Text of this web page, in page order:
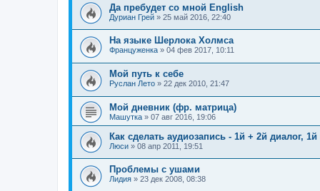
Да пребудет со мной English
Дуриан Грей » 25 май 2016, 22:40
На языке Шерлока Холмса
Француженка » 04 фев 2017, 10:11
Мой путь к себе
Руслан Лето » 22 дек 2010, 21:47
Мой дневник (фр. матрица)
Машутка » 07 авг 2016, 19:06
Как сделать аудиозапись - 1й + 2й диалог,
Люси » 08 апр 2011, 19:51
Проблемы с ушами
Лидия » 23 дек 2008, 08:38